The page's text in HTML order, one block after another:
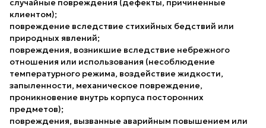
случайные повреждения (дефекты, причиненные
клиентом);
повреждение вследствие стихийных бедствий или
природных явлений;
повреждения, возникшие вследствие небрежного
отношения или использования (несоблюдение
температурного режима, воздействие жидкости,
запыленности, механическое повреждение,
проникновение внутрь корпуса посторонних
предметов);
повреждения, вызванные аварийным повышением или